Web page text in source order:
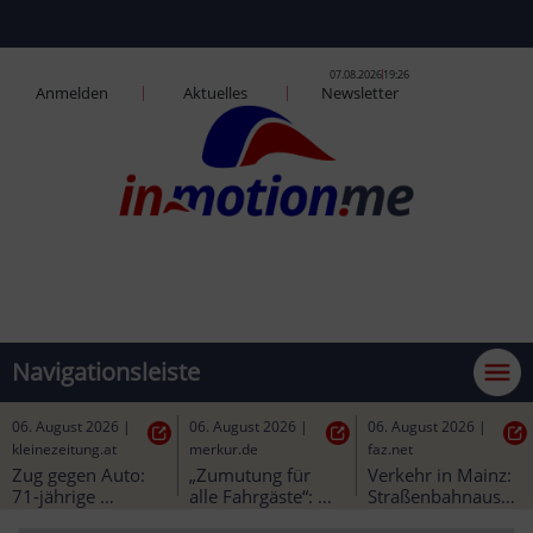
07.08.202619:26
Anmelden Aktuelles Newsletter
Navigationsleiste
06. August 2026 |
kleinezeitung.at
Zug gegen Auto:
71-jährige
06. August 2026 |
merkur.de
„Zumutung für
alle Fahrgäste“:
06. August 2026 |
faz.net
Verkehr in Mainz:
Straßenbahnausbau